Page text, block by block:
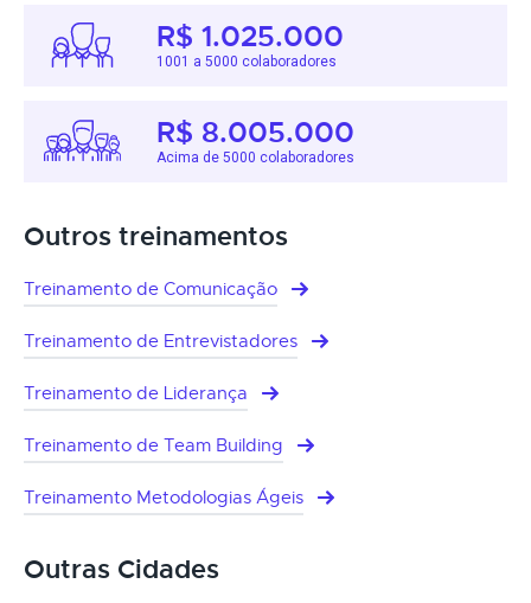
R$ 1.025.000
1001 a 5000 colaboradores
R$ 8.005.000
Acima de 5000 colaboradores
Outros treinamentos
Treinamento de Comunicação
Treinamento de Entrevistadores
Treinamento de Liderança
Treinamento de Team Building
Treinamento Metodologias Ágeis
Outras Cidades